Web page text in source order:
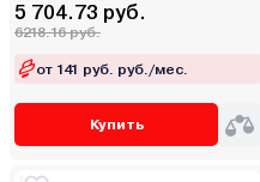
5 704.73 руб.
6218.16 руб.
от 141 руб. руб./мес.
Купить